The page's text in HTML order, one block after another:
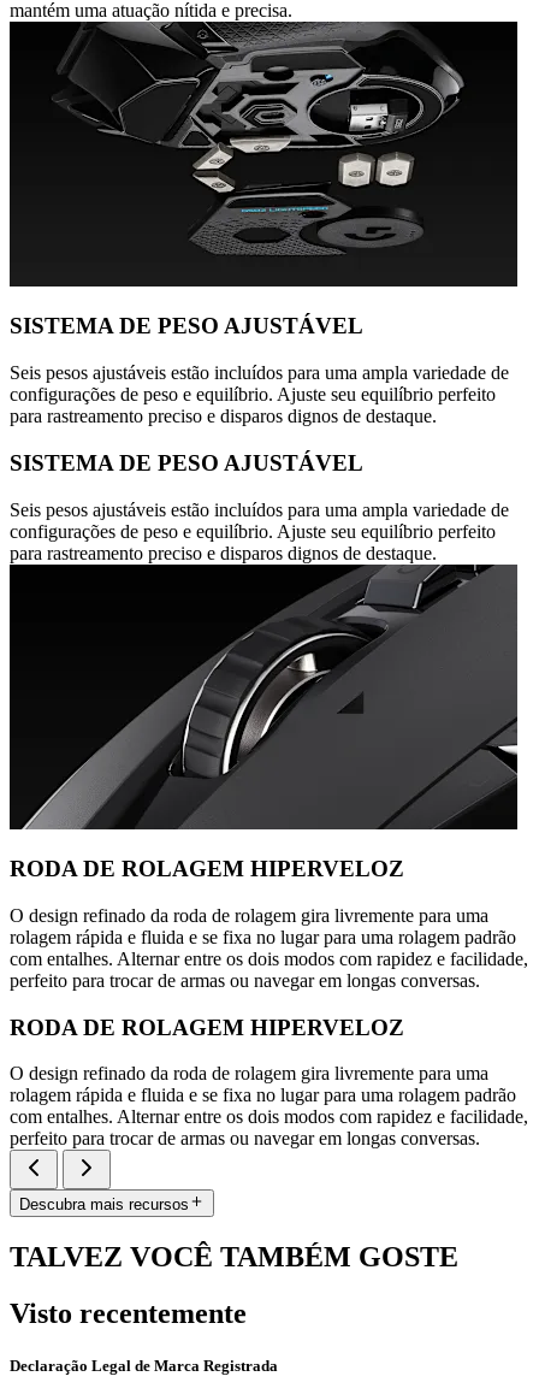
mantém uma atuação nítida e precisa.
SISTEMA DE PESO AJUSTÁVEL
Seis pesos ajustáveis estão incluídos para uma ampla variedade de
configurações de peso e equilíbrio. Ajuste seu equilíbrio perfeito
para rastreamento preciso e disparos dignos de destaque.
SISTEMA DE PESO AJUSTÁVEL
Seis pesos ajustáveis estão incluídos para uma ampla variedade de
configurações de peso e equilíbrio. Ajuste seu equilíbrio perfeito
para rastreamento preciso e disparos dignos de destaque.
RODA DE ROLAGEM HIPERVELOZ
O design refinado da roda de rolagem gira livremente para uma
rolagem rápida e fluida e se fixa no lugar para uma rolagem padrão
com entalhes. Alternar entre os dois modos com rapidez e facilidade,
perfeito para trocar de armas ou navegar em longas conversas.
RODA DE ROLAGEM HIPERVELOZ
O design refinado da roda de rolagem gira livremente para uma
rolagem rápida e fluida e se fixa no lugar para uma rolagem padrão
com entalhes. Alternar entre os dois modos com rapidez e facilidade,
perfeito para trocar de armas ou navegar em longas conversas.
Descubra mais recursos
TALVEZ VOCÊ TAMBÉM GOSTE
Visto recentemente
Declaração Legal de Marca Registrada